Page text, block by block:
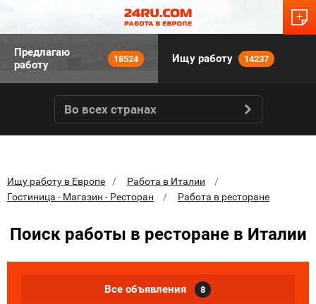
Предлагаю
работу
18524 Ищу работу 14237
Во всех странах
Ищу работу в Европе
Работа в Италии
Гостиница - Магазин - Ресторан
Работа в ресторане
Поиск работы в ресторане в Италии
Все объявления 8